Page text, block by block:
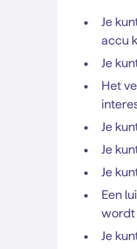
Je
accu
Je
Het
Je
Je
Je
Een
wordt
Je